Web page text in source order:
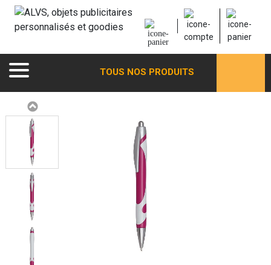
TOUS NOS PRODUITS